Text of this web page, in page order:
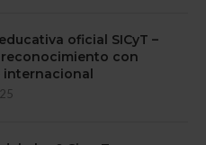
oficial SICyT –
reconocimiento con
internacional